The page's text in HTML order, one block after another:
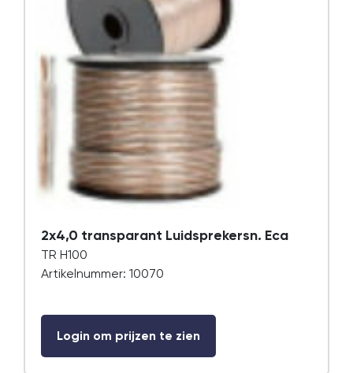
2x4,0 transparant Luidsprekersn. Eca
TR H100
Artikelnummer: 10070
Login om prijzen te zien